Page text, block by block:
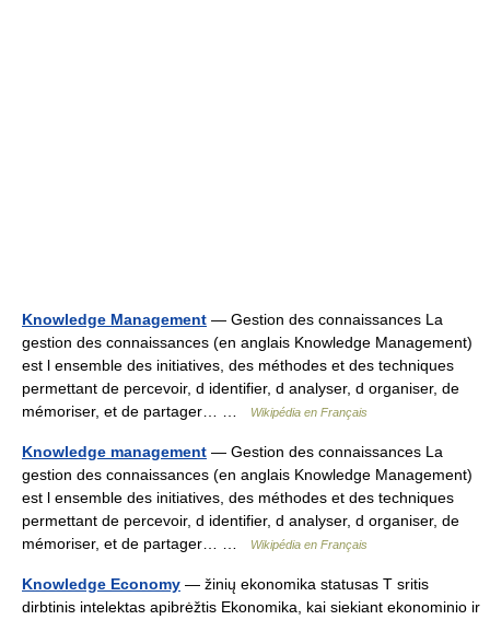
Knowledge Management — Gestion des connaissances La
gestion des connaissances (en anglais Knowledge Management)
est l ensemble des initiatives, des méthodes et des techniques
permettant de percevoir, d identifier, d analyser, d organiser, de
mémoriser, et de partager… …
Wikipédia en Français
Knowledge management — Gestion des connaissances La
gestion des connaissances (en anglais Knowledge Management)
est l ensemble des initiatives, des méthodes et des techniques
permettant de percevoir, d identifier, d analyser, d organiser, de
mémoriser, et de partager… …
Wikipédia en Français
Knowledge Economy — žinių ekonomika statusas T sritis
dirbtinis intelektas apibrėžtis Ekonomika, kai siekiant ekonominio ir